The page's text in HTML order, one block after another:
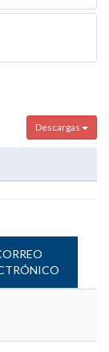
Descargas